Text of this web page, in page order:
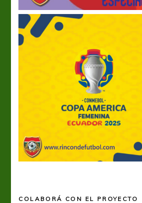
COLABORÁ CON EL PROYECTO